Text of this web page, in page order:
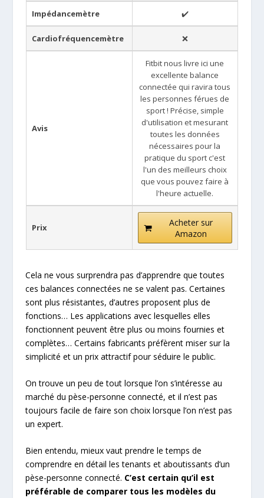
Impédancemètre ✔️
Cardiofréquencemètre ❌
Avis
Fitbit nous livre ici une
excellente balance
connectée qui ravira tous
les personnes férues de
sport ! Précise, simple
d'utilisation et mesurant
toutes les données
nécessaires pour la
pratique du sport c'est
l'un des meilleurs choix
que vous pouvez faire à
l'heure actuelle.
Prix
Acheter sur
Amazon
Cela ne vous surprendra pas d’apprendre que toutes
ces balances connectées ne se valent pas. Certaines
sont plus résistantes, d’autres proposent plus de
fonctions… Les applications avec lesquelles elles
fonctionnent peuvent être plus ou moins fournies et
complètes… Certains fabricants préfèrent miser sur la
simplicité et un prix attractif pour séduire le public.
On trouve un peu de tout lorsque l’on s’intéresse au
marché du pèse-personne connecté, et il n’est pas
toujours facile de faire son choix lorsque l’on n’est pas
un expert.
Bien entendu, mieux vaut prendre le temps de
comprendre en détail les tenants et aboutissants d’un
pèse-personne connecté. C’est certain qu’il est
préférable de comparer tous les modèles du